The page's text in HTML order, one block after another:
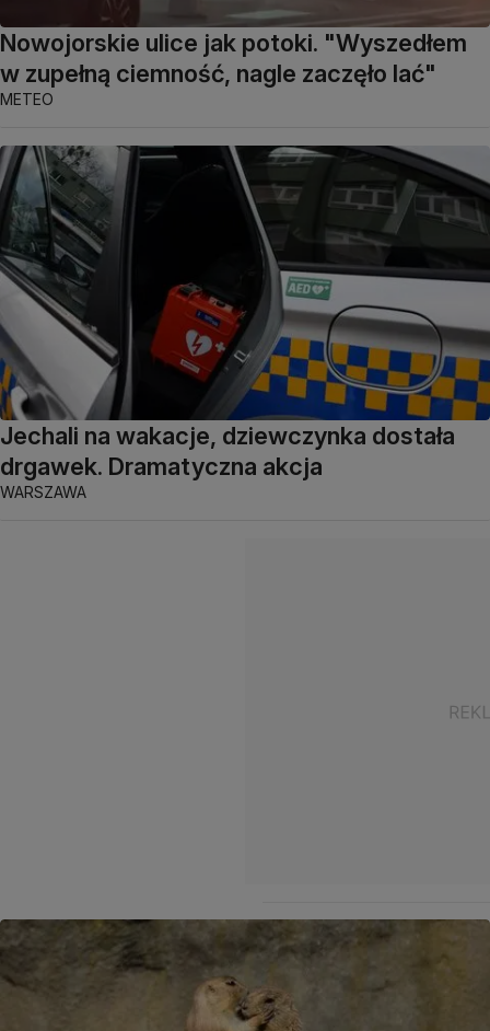
Nowojorskie ulice jak potoki. "Wyszedłem
w zupełną ciemność, nagle zaczęło lać"
METEO
Jechali na wakacje, dziewczynka dostała
drgawek. Dramatyczna akcja
WARSZAWA